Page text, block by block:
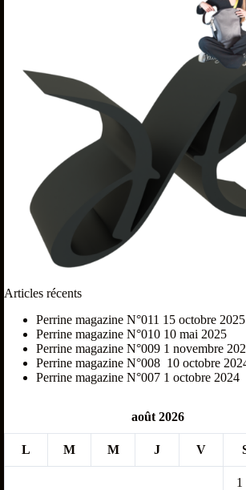
Articles récents
Perrine magazine N°011 15 octobre 2025
Perrine magazine N°010 10 mai 2025
Perrine magazine N°009 1 novembre
Perrine magazine N°008 10 octobre
Perrine magazine N°007 1 octobre 2024
août 2026
L M M J V
1